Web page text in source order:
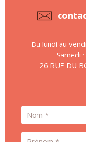
Du lundi au
Samedi
26 RUE DU
Nom
Prénom